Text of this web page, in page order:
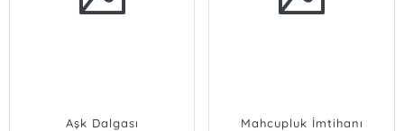
Aşk Dalgası Mahcupluk İmtihanı